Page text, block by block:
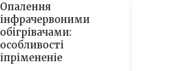
Опалення
інфрачервоними
обігрівачами:
особливості
іпрімененіе